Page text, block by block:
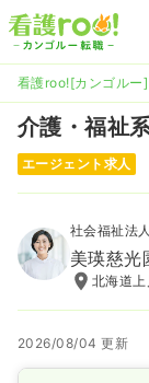
看護roo![カンゴルー]
介護・福祉
エージェント求人
社会福祉法
美瑛慈光
北海道
2026/08/04 更新